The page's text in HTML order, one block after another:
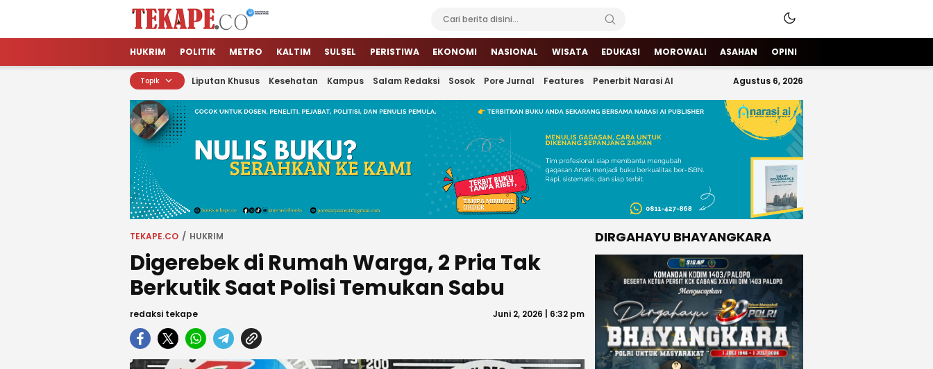
Tekape.co
Jendela Informasi Kita
HUKRIM POLITIK METRO KALTIM SULSEL PERISTIWA EKONOMI NASIONAL WISATA EDUKASI MOROWALI ASAHAN OPINI
Topik Liputan Khusus Kesehatan Kampus Salam Redaksi Sosok Pore Jurnal Features Penerbit Narasi AI Agustus 6, 2026
TEKAPE.CO HUKRIM
Digerebek di Rumah Warga, 2 Pria Tak
Berkutik Saat Polisi Temukan Sabu
redaksi tekape Juni 2, 2026 | 6:32 pm
DIRGAHAYU BHAYANGKARA